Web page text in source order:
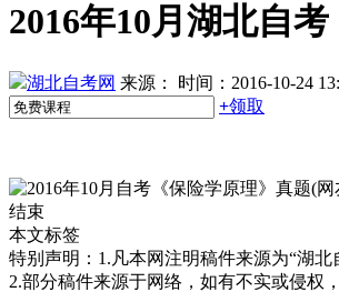
2016年10月湖北自
湖北自考网 来源：
时间：2016-10-24
+领取
结束
本文标签
特别声明：1.凡本网注明稿件来源为“湖北
2.部分稿件来源于网络，如有不实或侵权